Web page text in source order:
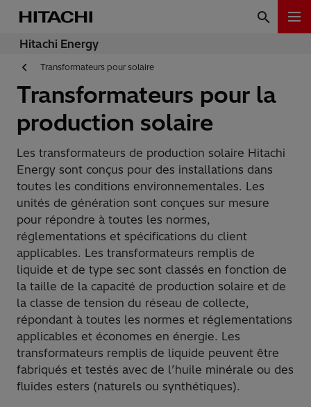
Hitachi Energy
Transformateurs pour solaire
Transformateurs pour la
production solaire
Les transformateurs de production solaire Hitachi
Energy sont conçus pour des installations dans
toutes les conditions environnementales. Les
unités de génération sont conçues sur mesure
pour répondre à toutes les normes,
réglementations et spécifications du client
applicables. Les transformateurs remplis de
liquide et de type sec sont classés en fonction de
la taille de la capacité de production solaire et de
la classe de tension du réseau de collecte,
répondant à toutes les normes et réglementations
applicables et économes en énergie. Les
transformateurs remplis de liquide peuvent être
fabriqués et testés avec de l’huile minérale ou des
fluides esters (naturels ou synthétiques).